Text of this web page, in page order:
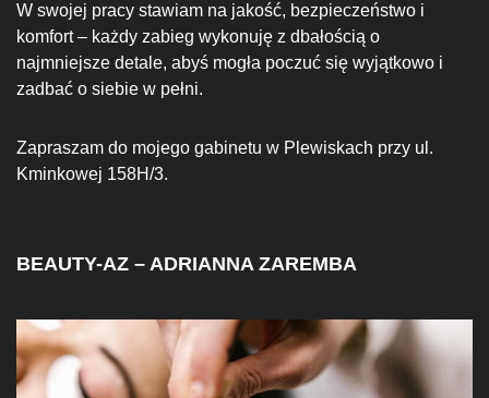
W swojej pracy stawiam na jakość, bezpieczeństwo i
komfort – każdy zabieg wykonuję z dbałością o
najmniejsze detale, abyś mogła poczuć się wyjątkowo i
zadbać o siebie w pełni.
Zapraszam do mojego gabinetu w Plewiskach przy ul.
Kminkowej 158H/3.
BEAUTY-AZ – ADRIANNA ZAREMBA